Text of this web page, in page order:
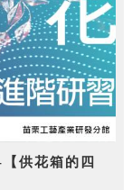
供花箱的四